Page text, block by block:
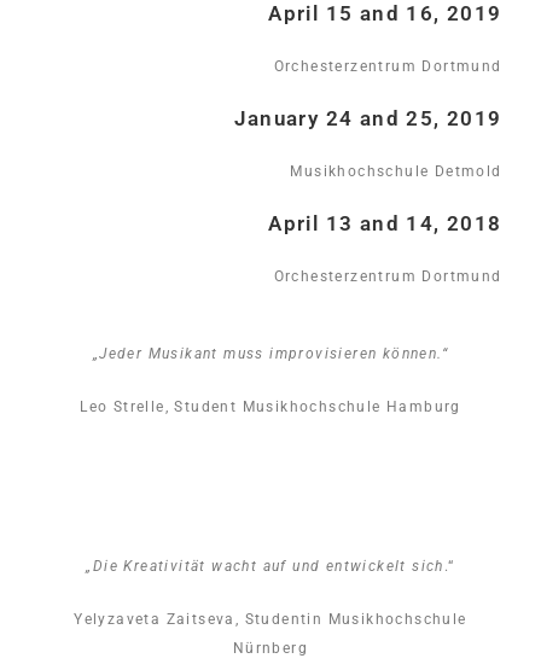
April 15 and 16, 2019
Orchesterzentrum Dortmund
January 24 and 25, 2019
Musikhochschule Detmold
April 13 and 14, 2018
Orchesterzentrum Dortmund
„Jeder Musikant muss improvisieren können.“
Leo Strelle, Student Musikhochschule Hamburg
„Die Kreativität wacht auf und entwickelt sich .“
Yelyzaveta Zaitseva, Studentin Musikhochschule
Nürnberg